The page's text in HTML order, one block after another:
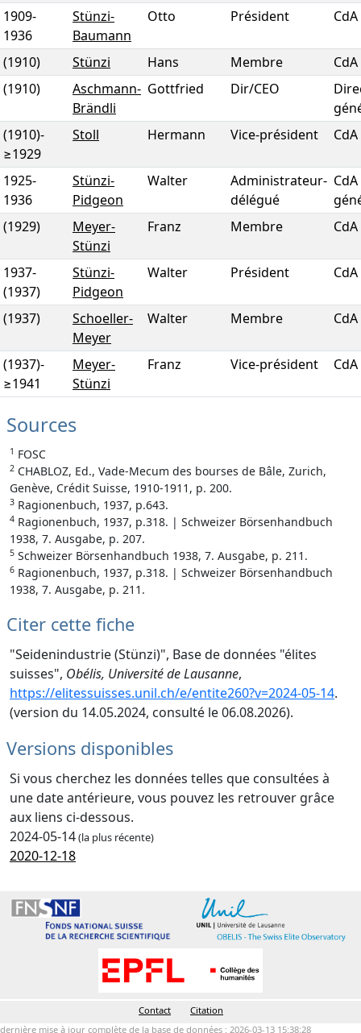
1909-
1936
Stünzi-
Baumann
Otto Président CdA
(1910) Stünzi Hans Membre
CdA
(1910)
Aschmann-
Brändli
Gottfried Dir/CEO
(1910)-
≥1929
Stoll Hermann Vice-président CdA
1925-
1936
Stünzi-
Pidgeon
Walter
Administrateur-
délégué
(1929)
Meyer-
Stünzi
Franz Membre CdA
1937-
(1937)
Stünzi-
Pidgeon
Walter Président CdA
(1937)
Schoeller-
Meyer
Walter Membre CdA
(1937)-
≥1941
Meyer-
Stünzi
Franz Vice-président CdA
Sources
1 FOSC
2 CHABLOZ, Ed., Vade-Mecum des bourses de Bâle, Zurich,
Genève, Crédit Suisse, 1910-1911, p. 200.
3 Ragionenbuch, 1937, p.643.
4 Ragionenbuch, 1937, p.318. | Schweizer Börsenhandbuch
1938, 7. Ausgabe, p. 207.
5 Schweizer Börsenhandbuch 1938, 7. Ausgabe, p. 211.
6 Ragionenbuch, 1937, p.318. | Schweizer Börsenhandbuch
1938, 7. Ausgabe, p. 211.
Citer cette fiche
"Seidenindustrie (Stünzi)", Base de données "élites
suisses", Obélis, Université de Lausanne,
https://elitessuisses.unil.ch/e/entite260?v=2024-05-14.
(version du 14.05.2024, consulté le 06.08.2026).
Versions disponibles
Si vous cherchez les données telles que consultées à
une date antérieure, vous pouvez les retrouver grâce
aux liens ci-dessous.
2024-05-14(la plus récente)
2020-12-18
Contact
Citation
dernière mise à jour complète de la base de données : 2026-03-13 15:38:28